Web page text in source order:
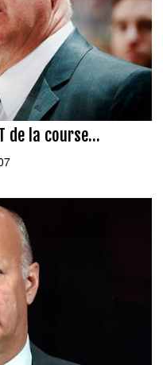
de la course...